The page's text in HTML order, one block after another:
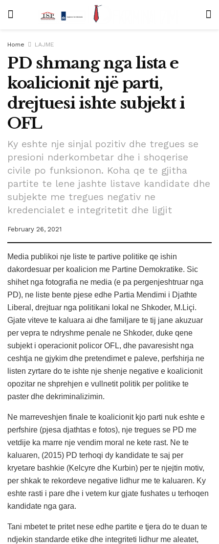
Home LAJME
PD shmang nga lista e
koalicionit një parti,
drejtuesi ishte subjekt i
OFL
Ky eshte nje sinjal pozitiv dhe tregues se
presioni nderkombetar dhe i shoqerise
civile po funksionon. Koha qe te gjitha
partite te lene jashte listave kandidate dhe
subjekte me tregues negativ ne
kredencialet e integritetit dhe ligjit
February 26, 2021
Media publikoi nje liste te partive politike qe ishin
dakordesuar per koalicion me Partine Demokratike. Sic
shihet nga fotografia ne media (e pa pergenjeshtruar nga
PD), ne liste bente pjese edhe Partia Mendimi i Djathte
Liberal, drejtuar nga politikani lokal ne Shkoder, M.Liçi.
Gjate viteve te kaluara ai dhe familjare te tij jane akuzuar
per vepra te ndryshme penale ne Shkoder, duke qene
subjekt i operacionit policor OFL, dhe pavaresisht nga
ceshtja ne gjykim dhe pretendimet e paleve, perfshirja ne
listen zyrtare do te ishte nje shenje negative e koalicionit
opozitar ne shprehjen e vullnetit politik per politike te
paster dhe dekriminalizimin.
Ne marreveshjen finale te koalicionit kjo parti nuk eshte e
perfshire (pjesa djathtas e fotos), nje tregues se PD me
vetdije ka marre nje vendim moral ne kete rast. Ne te
kaluaren, (2015) PD terhoqi dy kandidate te saj per
kryetare bashkie (Kelcyre dhe Kurbin) per te njejtin motiv,
per shkak te rekordeve negative lidhur me te kaluaren. Ky
eshte rasti i pare dhe i vetem kur gjate fushates u terhoqen
kandidate nga gara.
Tani mbetet te pritet nese edhe partite e tjera do te duan te
ndjekin standarde etike dhe integriteti lidhur me aleatet,